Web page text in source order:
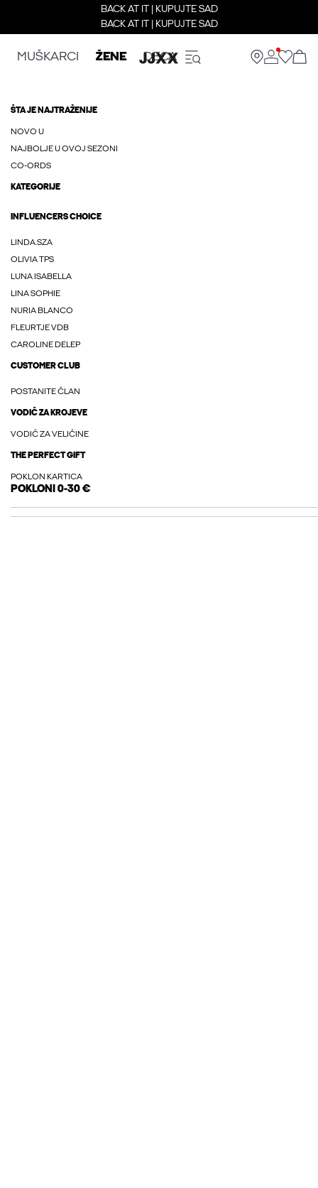
BACK AT IT | KUPUJTE SAD
BACK AT IT | KUPUJTE SAD
MUŠKARCI ŽENE DECA
ŠTA JE NAJTRAŽENIJE
NOVO U
NAJBOLJE U OVOJ SEZONI
CO-ORDS
KATEGORIJE
INFLUENCERS CHOICE
LINDA.SZA
OLIVIA TPS
LUNA ISABELLA
LINA SOPHIE
NURIA BLANCO
FLEURTJE VDB
CAROLINE DELEP
CUSTOMER CLUB
POSTANITE ČLAN
VODIČ ZA KROJEVE
VODIČ ZA VELIČINE
THE PERFECT GIFT
POKLON KARTICA
POKLONI 0-30 €